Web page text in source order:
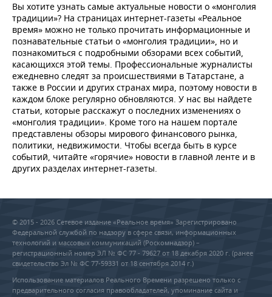
Вы хотите узнать самые актуальные новости о «монголия
традиции»? На страницах интернет-газеты «Реальное
время» можно не только прочитать информационные и
познавательные статьи о «монголия традиции», но и
познакомиться с подробными обзорами всех событий,
касающихся этой темы. Профессиональные журналисты
ежедневно следят за происшествиями в Татарстане, а
также в России и других странах мира, поэтому новости в
каждом блоке регулярно обновляются. У нас вы найдете
статьи, которые расскажут о последних изменениях о
«монголия традиции». Кроме того на нашем портале
представлены обзоры мирового финансового рынка,
политики, недвижимости. Чтобы всегда быть в курсе
событий, читайте «горячие» новости в главной ленте и в
других разделах интернет-газеты.
© 2015 - 2026 Сетевое издание «Реальное время» Зарегистрировано
Федеральной службой по надзору в сфере связи, информационных
технологий и массовых коммуникаций (Роскомнадзор) –
регистрационный номер ЭЛ № ФС 77 - 79627 от 18 декабря 2020 г. (ранее
свидетельство Эл № ФС 77-59331 от 18 сентября 2014 г.)
Использование материалов Реального Времени разрешено только с
предварительного согласия правообладателей, упоминание сайта и